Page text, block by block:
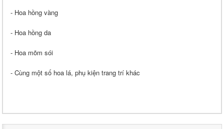
- Hoa hồng vàng
- Hoa hồng da
- Hoa mõm sói
- Cùng một số hoa lá, phụ kiện trang trí khác